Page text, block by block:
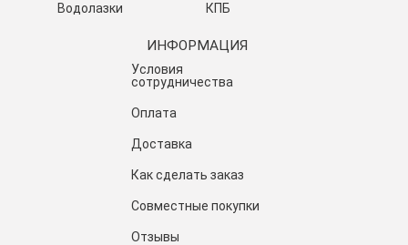
Водолазки КПБ
ИНФОРМАЦИЯ
Условия
сотрудничества
Оплата
Доставка
Как сделать заказ
Совместные покупки
Отзывы